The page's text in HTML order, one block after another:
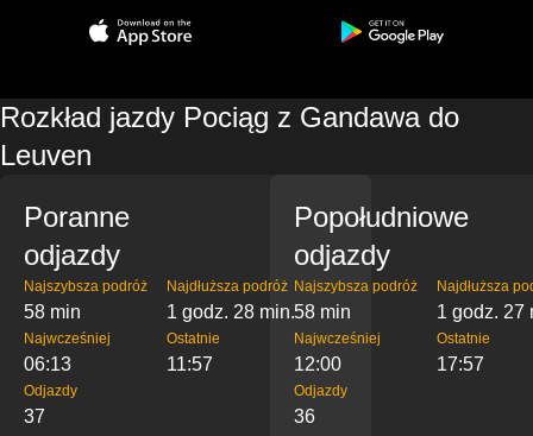
Rozkład jazdy Pociąg z Gandawa do
Leuven
Poranne
odjazdy
Najszybsza podróż
58 min
Najdłuższa podróż
1 godz. 28 min.
Najwcześniej
06:13
Ostatnie
11:57
Odjazdy
37
Popołudniowe
odjazdy
Najszybsza podróż
58 min
Najdłuższa
1 godz. 27
Najwcześniej
12:00
Ostatnie
17:57
Odjazdy
36